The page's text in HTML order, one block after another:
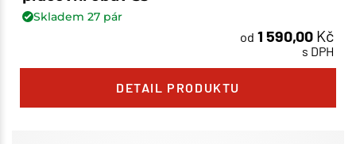
Skladem 27pár
od 1 590,00 Kč
s DPH
DETAIL PRODUKTU